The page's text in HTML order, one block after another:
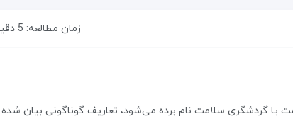
زمان مطالعه: 5 دقیقه
یا گردشگری سلامت نام برده می‌شود، تعاریف گوناگونی بیان شده